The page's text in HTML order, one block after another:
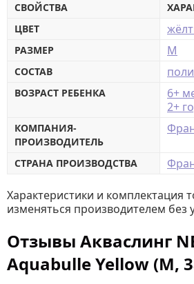
СВОЙСТВА
ЦВЕТ
РАЗМЕР М
СОСТАВ
ВОЗРАСТ РЕБЕНКА 6+
2+
КОМПАНИЯ-
ПРОИЗВОДИТЕЛЬ
СТРАНА ПРОИЗВОДСТВА
Характеристики и комплектация
изменяться производителем без
Отзывы Акваслинг
Aquabulle Yellow (M,